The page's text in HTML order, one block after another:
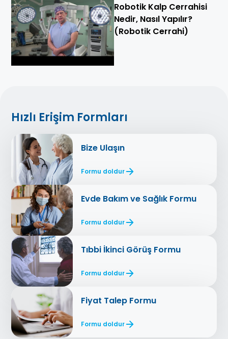
Robotik Kalp Cerrahisi
Nedir, Nasıl Yapılır?
(Robotik Cerrahi)
Hızlı Erişim Formları
Bize Ulaşın
Formu doldur
Evde Bakım ve Sağlık Formu
Formu doldur
Tıbbi İkinci Görüş Formu
Formu doldur
Fiyat Talep Formu
Formu doldur